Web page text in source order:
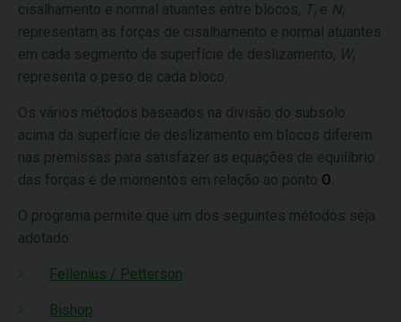
cisalhamento e normal atuantes entre blocos, Ti e Ni
representam as forças de cisalhamento e normal atuantes
em cada segmento da superfície de deslizamento, Wi
representa o peso de cada bloco.
Os vários métodos baseados na divisão do subsolo
acima da superfície de deslizamento em blocos diferem
nas premissas para satisfazer as equações de equilíbrio
das forças e de momentos em relação ao ponto O
O programa permite que um dos seguintes métodos seja
adotado:
Fellenius / Petterson
Bishop